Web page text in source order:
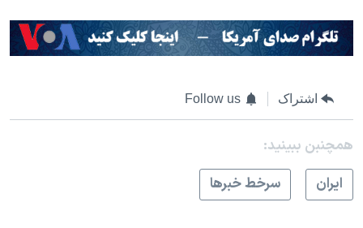
اشتراک Follow us
همچنبن ببینید:
ايران
سرخط خبرها